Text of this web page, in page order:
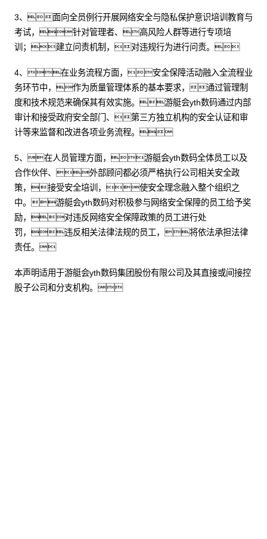
3、面向全员例行开展网络安全与隐私保护意识培训教育与
考试，针对管理者、高风险人群等进行专项培
训；建立问责机制，对违规行为进行问责。
4、在业务流程方面，安全保障活动融入全流程业
务环节中，作为质量管理体系的基本要求，通过管理制
度和技术规范来确保其有效实施。游艇会yth数码通过内部
审计和接受政府安全部门、第三方独立机构的安全认证和审
计等来监督和改进各项业务流程。
5、在人员管理方面，游艇会yth数码全体员工以及
合作伙伴、外部顾问都必须严格执行公司相关安全政
策，接受安全培训，使安全理念融入整个组织之
中。游艇会yth数码对积极参与网络安全保障的员工给予奖
励，对违反网络安全保障政策的员工进行处
罚，违反相关法律法规的员工，将依法承担法律
责任。
本声明适用于游艇会yth数码集团股份有限公司及其直接或间接控
股子公司和分支机构。